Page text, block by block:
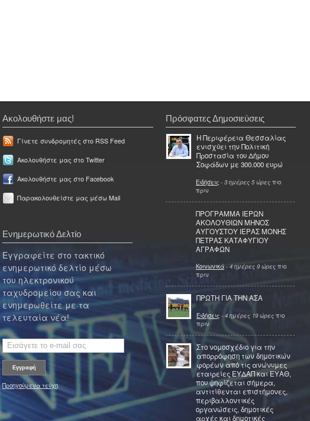
Ακολουθήστε μας!
Γίνετε συνδρομητές στο RSS Feed
Ακολουθήστε μας στο Twitter
Ακολουθήστε μας στο Facebook
Παρακολουθείστε μας μέσω Mail
Ενημερωτικό Δελτίο
Εγγραφείτε στο τακτικό
ενημερωτικό δελτίο μέσω
του ηλεκτρονικού
ταχυδρομείου σας και
ενημερωθείτε με τα
τελευταία νέα!
Προηγούμενα τεύχη
Πρόσφατες Δημοσιεύσεις
Η Περιφέρεια Θεσσαλίας
ενισχύει την Πολιτική
Προστασία του Δήμου
Σοφάδων με 300.000 ευρώ
Ειδήσεις - 3 ημέρες 5 ώρες πιο
πριν
ΠΡΟΓΡΑΜΜΑ ΙΕΡΩΝ
ΑΚΟΛΟΥΘΙΩΝ ΜΗΝΟΣ
ΑΥΓΟΥΣΤΟΥ ΙΕΡΑΣ ΜΟΝΗΣ
ΠΕΤΡΑΣ ΚΑΤΑΦΥΓΙΟΥ
ΑΓΡΑΦΩΝ
Κοινωνικά - 4 ημέρες 9 ώρες πιο
πριν
ΠΡΩΤΗ ΓΙΑ ΤΗΝ ΑΣΑ
Ειδήσεις - 4 ημέρες 19 ώρες πιο
πριν
Στο νομοσχέδιο για την
απορρόφηση των δημοτικών
φορέων από τις ανώνυμες
εταιρείες ΕΥΔΑΠ και ΕΥΑΘ,
που ψηφίζεται σήμερα,
αντιτίθενται επιστήμονες,
περιβαλλοντικές
οργανώσεις, δημοτικές
αρχές και δημοτικές